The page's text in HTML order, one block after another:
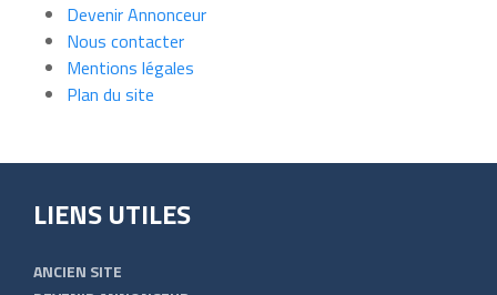
Devenir Annonceur
Nous contacter
Mentions légales
Plan du site
LIENS UTILES
ANCIEN SITE